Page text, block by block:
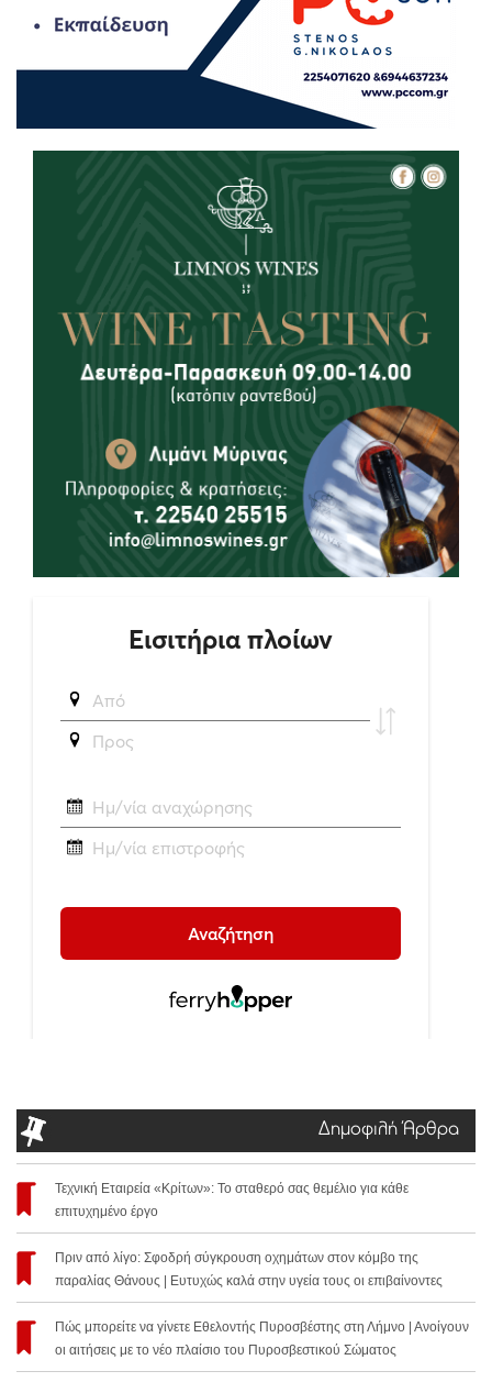
Δημοφιλή Άρθρα
Τεχνική Εταιρεία «Κρίτων»: Το σταθερό σας θεμέλιο για κάθε
επιτυχημένο έργο
Πριν από λίγο: Σφοδρή σύγκρουση οχημάτων στον κόμβο της
παραλίας Θάνους | Ευτυχώς καλά στην υγεία τους οι επιβαίνοντες
Πώς μπορείτε να γίνετε Εθελοντής Πυροσβέστης στη Λήμνο | Ανοίγουν
οι αιτήσεις με το νέο πλαίσιο του Πυροσβεστικού Σώματος